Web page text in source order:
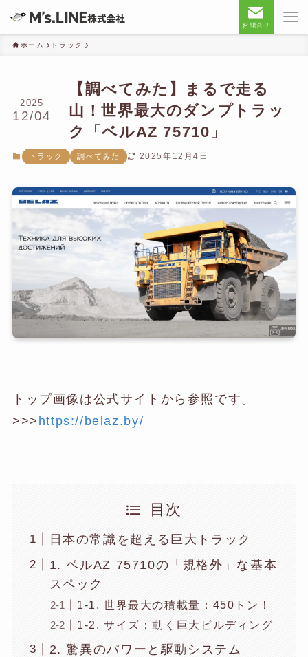
お問合せ
ホーム トラック
【調べてみた】まるで走る
山！世界最大のダンプトラッ
ク「ベルAZ 75710」
2025
12/04
トラック 調べてみた 2025年12月4日
トップ画像は公式サイトから参照です。
>>> https://belaz.by/
目次
日本の常識を超える巨大トラック
1. ベルAZ 75710の「規格外」な基本
スペック
1-1. 世界最大の積載量：450トン！
1-2. サイズ：動く巨大ビルディング
2. 驚異のパワーと駆動システム